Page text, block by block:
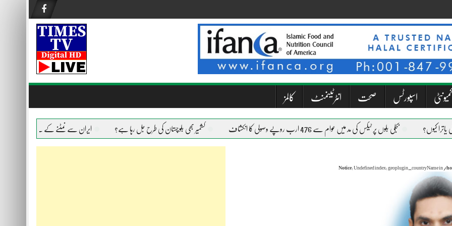
کمیونٹی اسپورٹس صحت انٹرٹینمنٹ کالمز
بجلی بلوں پر ٹیکس کی مد میں عوام سے 476 ارب روپے وصولی کا انکشاف کشمیر بھی بلوچستان کی طرح جل رہا ہے؟ ایران سے نمٹنے کے لیے امریکا ہر ہتھیار
Notice: Undefined index: geoplugin_countryName in /